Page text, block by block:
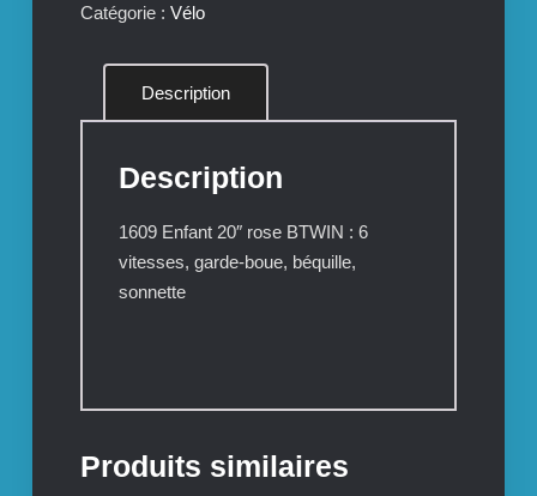
Catégorie : Vélo
Description
Description
1609 Enfant 20″ rose BTWIN : 6
vitesses, garde-boue, béquille,
sonnette
Produits similaires